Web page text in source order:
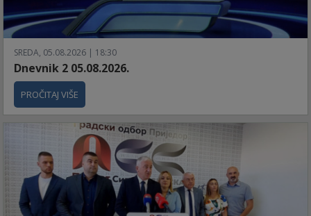
SREDA, 05.08.2026 | 18:30
Dnevnik 2 05.08.2026.
PROČITAJ VIŠE